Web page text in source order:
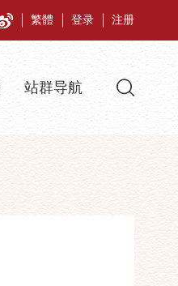
繁體 登录 注册
站群导航